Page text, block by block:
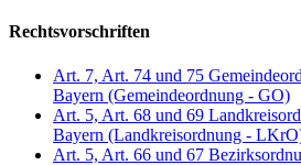
Rechtsvorschriften
Art. 7, Art. 74 und 75
Bayern (Gemeindeordnung - GO)
Art. 5, Art. 68 und 69
Bayern (Landkreisordnung -
Art. 5, Art. 66 und 67